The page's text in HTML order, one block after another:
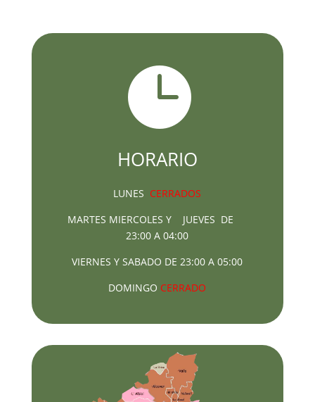

HORARIO
LUNES CERRADOS
MARTES MIERCOLES Y JUEVES DE
23:00 A 04:00
VIERNES Y SABADO DE 23:00 A 05:00
DOMINGO CERRADO